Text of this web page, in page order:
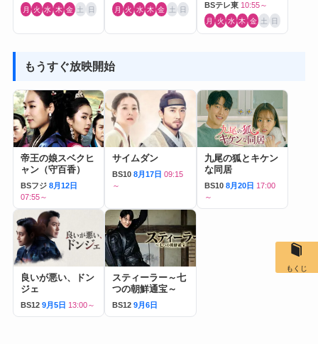
月 火 水 木 金 土 日 月 火 水 木 金 土 日 BSテレ東 10:55～
月 火 水 木 金 土 日
もうすぐ放映開始
帝王の娘スベクヒ
ャン（守百香）
BSフジ 8月12日
07:55～
サイムダン
BS10 8月17日 09:15
～
九尾の狐とキケン
な同居
BS10 8月20日 17:00
～
良いが悪い、ドン
ジェ
BS12 9月5日 13:00～
スティーラー～七
つの朝鮮通宝～
BS12 9月6日
もくじ